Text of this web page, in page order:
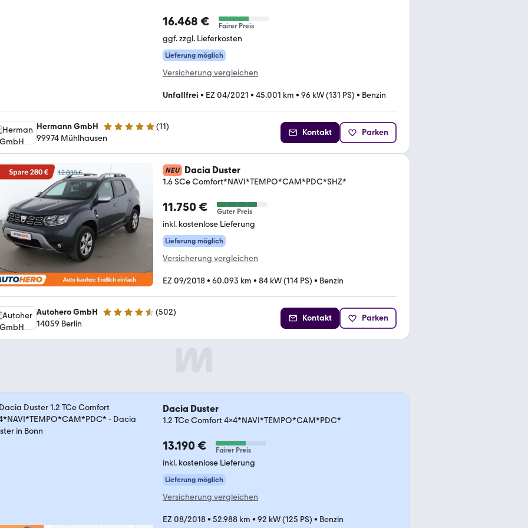
16.468 € Fairer Preis
ggf. zzgl. Lieferkosten
Lieferung möglich
Versicherung vergleichen
Unfallfrei • EZ 04/2021 • 45.001 km • 96 kW (131 PS) • Benzin
Hermann GmbH 5 Sterne (11)
99974 Mühlhausen
Kontakt Parken
NEU Dacia Duster
1.6 SCe Comfort*NAVI*TEMPO*CAM*PDC*SHZ*
11.750 € Guter Preis
inkl. kostenlose Lieferung
Lieferung möglich
Versicherung vergleichen
EZ 09/2018• 60.093 km • 84 kW (114 PS) • Benzin
Autohero GmbH 4.5 Sterne (502)
14059 Berlin
Kontakt Parken
Dacia Duster
1.2 TCe Comfort 4x4*NAVI*TEMPO*CAM*PDC*
13.190 € Fairer Preis
inkl. kostenlose Lieferung
Lieferung möglich
Versicherung vergleichen
EZ 08/2018• 52.988 km • 92 kW (125 PS) • Benzin